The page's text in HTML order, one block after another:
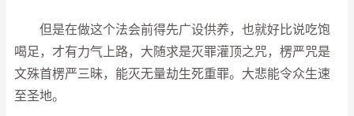
但是在做这个法会前得先广设供养，也就好比说吃饱
喝足，才有力气上路，大随求是灭罪灌顶之咒，楞严咒是
文殊首楞严三昧，能灭无量劫生死重罪。大悲能令众生速
至圣地。